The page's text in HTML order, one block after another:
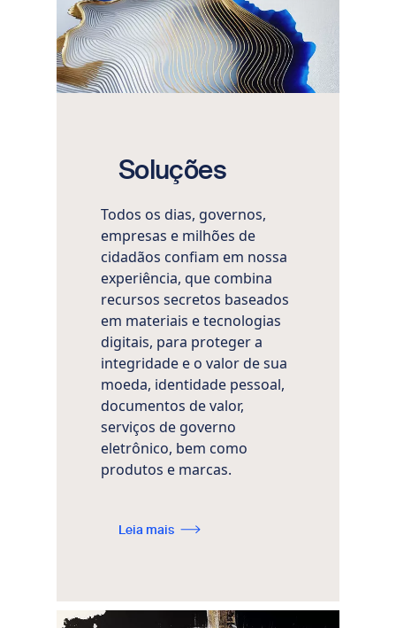
Soluções
Todos os dias, governos,
empresas e milhões de
cidadãos confiam em nossa
experiência, que combina
recursos secretos baseados
em materiais e tecnologias
digitais, para proteger a
integridade e o valor de sua
moeda, identidade pessoal,
documentos de valor,
serviços de governo
eletrônico, bem como
produtos e marcas.
Leia mais
Imagem